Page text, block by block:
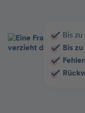
Bis zu
Bis